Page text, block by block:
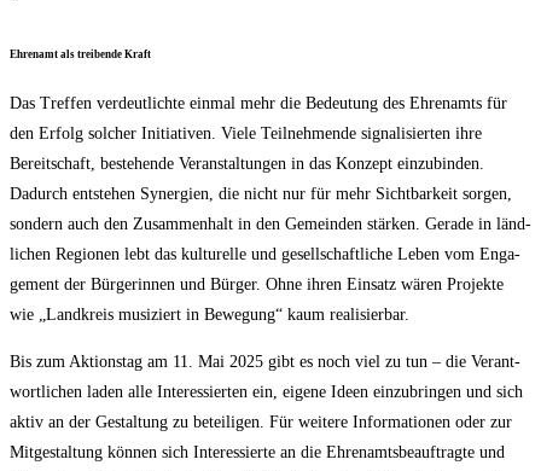
Ehren­amt als trei­ben­de Kraft
Das Tref­fen ver­deut­lich­te ein­mal mehr die Bedeu­tung des Ehren­amts für
den Erfolg sol­cher Initia­ti­ven. Vie­le Teil­neh­men­de signa­li­sier­ten ihre
Bereit­schaft, bestehen­de Ver­an­stal­tun­gen in das Kon­zept ein­zu­bin­den.
Dadurch ent­ste­hen Syn­er­gien, die nicht nur für mehr Sicht­bar­keit sor­gen,
son­dern auch den Zusam­men­halt in den Gemein­den stär­ken. Gera­de in länd­
li­chen Regio­nen lebt das kul­tu­rel­le und gesell­schaft­li­che Leben vom Enga­
ge­ment der Bür­ge­rin­nen und Bür­ger. Ohne ihren Ein­satz wären Pro­jek­te
wie „Land­kreis musi­ziert in Bewe­gung“ kaum realisierbar.
Bis zum Akti­ons­tag am 11. Mai 2025 gibt es noch viel zu tun – die Ver­ant­
wort­li­chen laden alle Inter­es­sier­ten ein, eige­ne Ideen ein­zu­brin­gen und sich
aktiv an der Gestal­tung zu betei­li­gen. Für wei­te­re Infor­ma­tio­nen oder zur
Mit­ge­stal­tung kön­nen sich Inter­es­sier­te an die Ehren­amts­be­auf­trag­te und